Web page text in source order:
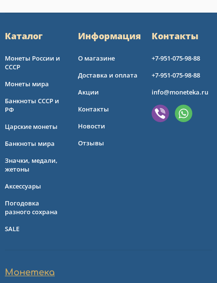
Каталог
Монеты России и
СССР
Монеты мира
Банкноты СССР и
РФ
Царские монеты
Банкноты мира
Значки, медали,
жетоны
Аксессуары
Погодовка
разного сохрана
SALE
Информация
О магазине
Доставка и оплата
Акции
Контакты
Новости
Отзывы
Контакты
+7-951-075-98-88
+7-951-075-98-88
info@moneteka.ru
Монетека